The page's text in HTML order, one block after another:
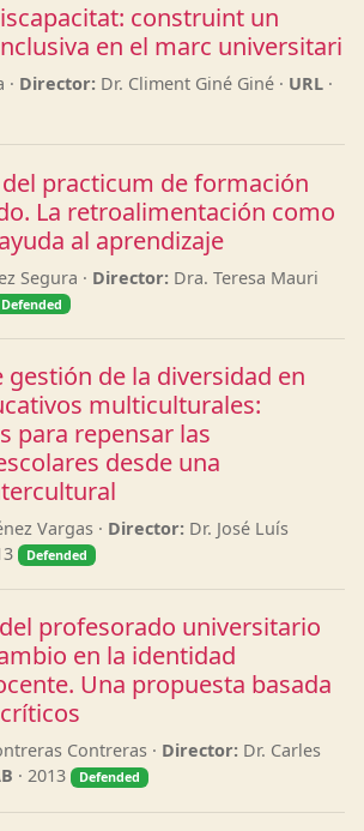
construint un
en el marc universitari
Director: Dr. Climent Giné Giné · URL ·
del practicum de formación
La retroalimentación como
al aprendizaje
Segura · Director: Dra. Teresa Mauri
Defended
gestión de la diversidad en
multiculturales:
para repensar las
desde una
Vargas · Director: Dr. José Luís
Defended
profesorado universitario
en la identidad
Una propuesta basada
Contreras · Director: Dr. Carles
· 2013 Defended